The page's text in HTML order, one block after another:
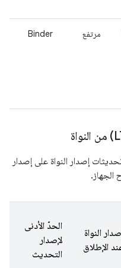
مرتفع Binder
إصدار النواة على إصدار
النواة
الإطلاق
الحدّ الأدنى
لإصدار
التحديث